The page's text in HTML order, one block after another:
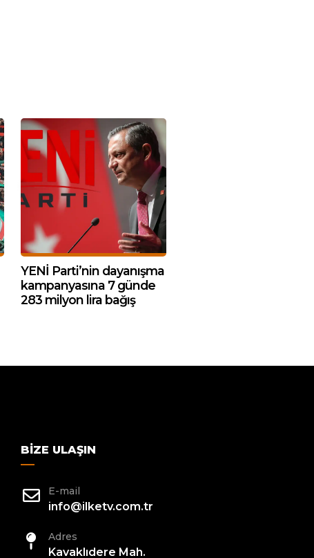
YENİ Parti’nin dayanışma
kampanyasına 7 günde
283 milyon lira bağış
BIZE ULAŞIN
E-mail
info@ilketv.com.tr
Adres
Kavaklıdere Mah.